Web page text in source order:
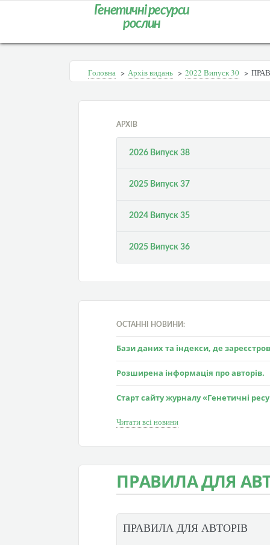
Генетичні ресурси
рослин
Головна > Архів видань > 2022 Випуск 30 >
АРХІВ
2026 Випуск 38
2025 Випуск 37
2024 Випуск 35
2025 Випуск 36
ОСТАННІ НОВИНИ:
Бази даних та індекси, де
Розширена інформація про авторів.
Старт сайту журналу «Генетичні
Читати всі новини
ПРАВИЛА ДЛЯ
ПРАВИЛА ДЛЯ АВТОРІВ